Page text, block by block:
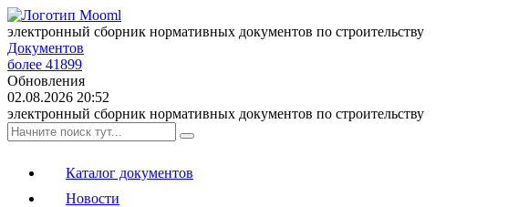
электронный сборник нормативных документов по строительству
Документов
более 41899
Обновления
02.08.2026 20:52
электронный сборник нормативных документов по строительству
Каталог документов
Новости